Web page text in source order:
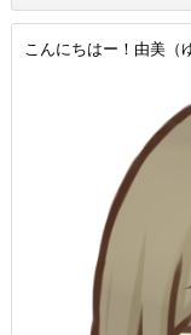
こんにちはー！由美（